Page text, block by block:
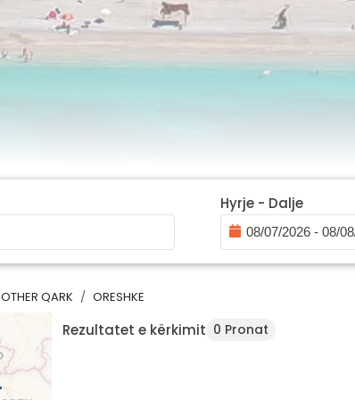
Hyrje - Dalje
OTHER QARK ORESHKE
Rezultatet e kërkimit 0 Pronat